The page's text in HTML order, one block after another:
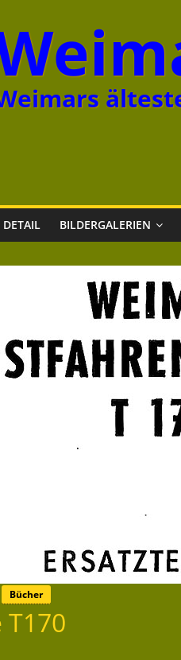
BILDERGALERIEN
Bücher